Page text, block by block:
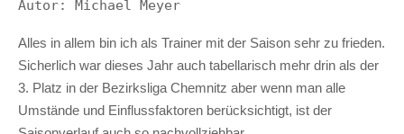
Autor: Michael Meyer
Alles in allem bin ich als Trainer mit der Saison sehr zu frieden.
Sicherlich war dieses Jahr auch tabellarisch mehr drin als der
3. Platz in der Bezirksliga Chemnitz aber wenn man alle
Umstände und Einflussfaktoren berücksichtigt, ist der